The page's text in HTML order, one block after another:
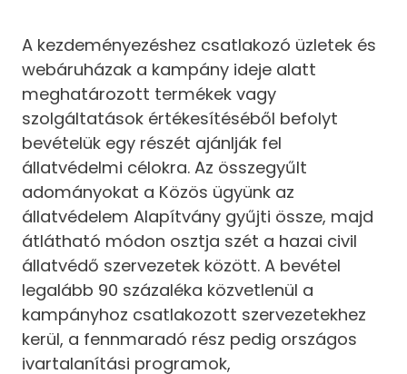
A kezdeményezéshez csatlakozó üzletek és
webáruházak a kampány ideje alatt
meghatározott termékek vagy
szolgáltatások értékesítéséből befolyt
bevételük egy részét ajánlják fel
állatvédelmi célokra. Az összegyűlt
adományokat a Közös ügyünk az
állatvédelem Alapítvány gyűjti össze, majd
átlátható módon osztja szét a hazai civil
állatvédő szervezetek között. A bevétel
legalább 90 százaléka közvetlenül a
kampányhoz csatlakozott szervezetekhez
kerül, a fennmaradó rész pedig országos
ivartalanítási programok,